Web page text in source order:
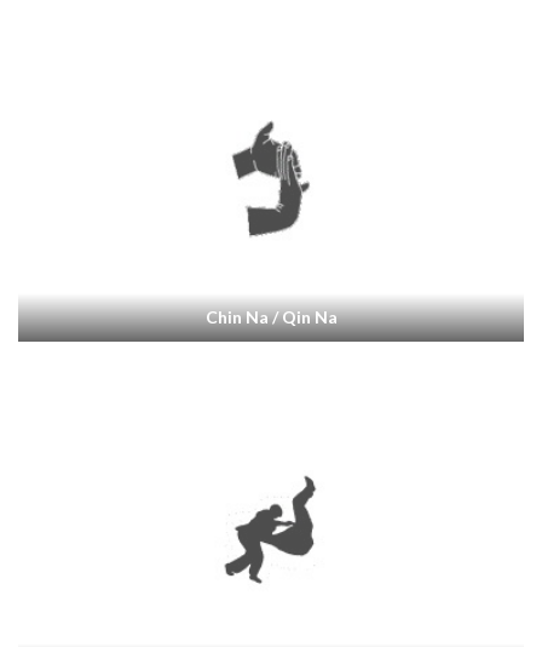
Chin Na / Qin Na